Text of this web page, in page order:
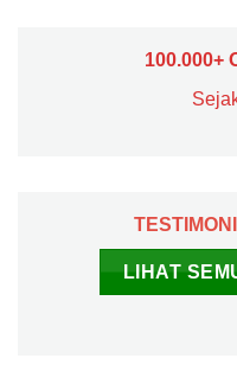
100.000+
LIHAT